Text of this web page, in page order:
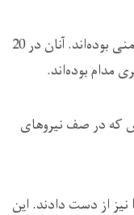
باشندگان ولسوالی شیندند در هرات یکی از ولایت‌های غربی افغانستان، همواره شاهد جنگ و ناامنی بوده‌اند. آنان در 20
مدام بوده‌اند.
که در صف نیروهای
از دست دادند. این